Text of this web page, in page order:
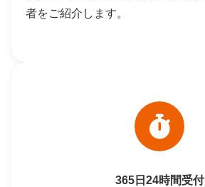
者をご紹介します。
365日24時間受付